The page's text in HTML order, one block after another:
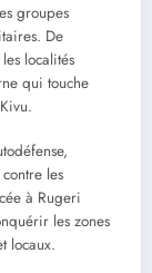
groupes
De
localités
qui touche
les
à Rugeri
les zones
locaux.